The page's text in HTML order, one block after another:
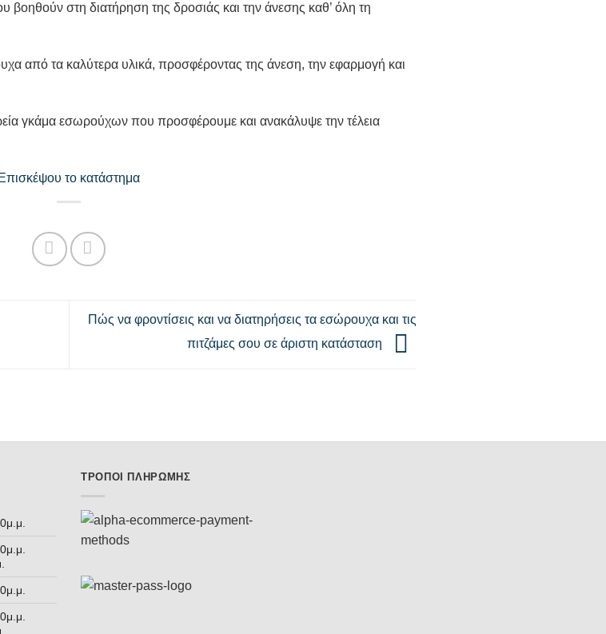
βοηθούν στη διατήρηση της δροσιάς και την άνεσης καθ’ όλη τη
από τα καλύτερα υλικά, προσφέροντας της άνεση, την εφαρμογή και
γκάμα εσωρούχων που προσφέρουμε και ανακάλυψε την τέλεια
Επισκέψου το κατάστημα
Πώς να φροντίσεις και να διατηρήσεις τα εσώρουχα και τις
πιτζάμες σου σε άριστη κατάσταση
ΤΡΌΠΟΙ ΠΛΗΡΩΜΉΣ